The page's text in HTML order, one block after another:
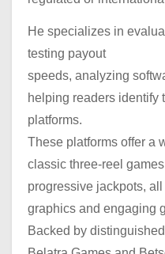
He specializes in
testing payout
speeds, analyzing
helping readers identify
platforms.
These platforms offer a
classic three-reel
progressive jackpots,
graphics and engaging
Backed by